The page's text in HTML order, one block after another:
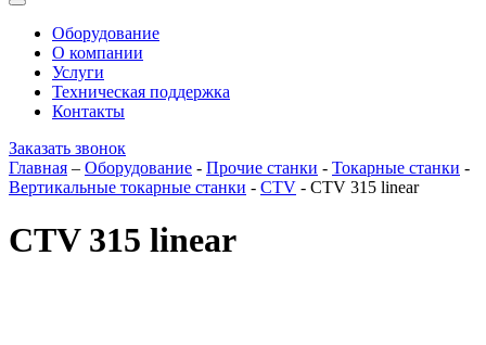
Оборудование
О компании
Услуги
Техническая поддержка
Контакты
Заказать звонок
Главная – Оборудование - Прочие станки - Токарные станки -
Вертикальные токарные станки - CTV - CTV 315 linear
CTV 315 linear